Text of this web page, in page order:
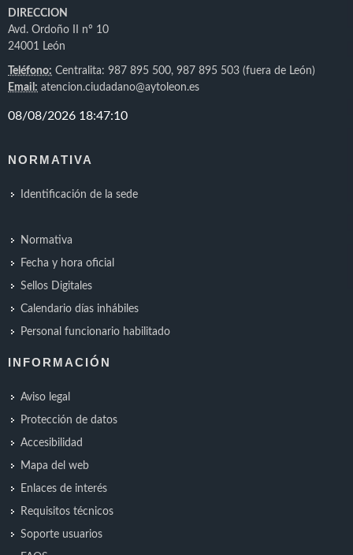
DIRECCION
Avd. Ordoño II nº 10
24001 León
Teléfono: Centralita: 987 895 500, 987 895 503 (fuera de León)
Email: atencion.ciudadano@aytoleon.es
NORMATIVA
Identificación de la sede
Normativa
Fecha y hora oficial
Sellos Digitales
Calendario días inhábiles
Personal funcionario habilitado
INFORMACIÓN
Aviso legal
Protección de datos
Accesibilidad
Mapa del web
Enlaces de interés
Requisitos técnicos
Soporte usuarios